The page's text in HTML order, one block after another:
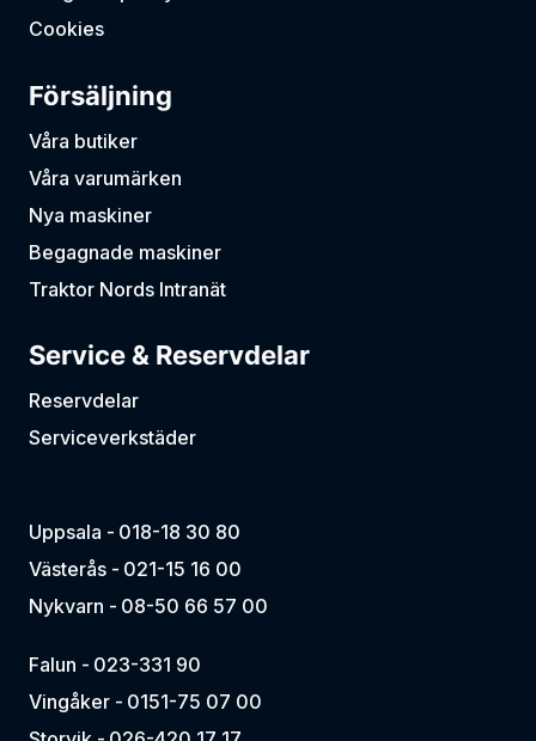
Cookies
Försäljning
Våra butiker
Våra varumärken
Nya maskiner
Begagnade maskiner
Traktor Nords Intranät
Service & Reservdelar
Reservdelar
Serviceverkstäder
Uppsala - 018-18 30 80
Västerås - 021-15 16 00
Nykvarn - 08-50 66 57 00
Falun - 023-331 90
Vingåker - 0151-75 07 00